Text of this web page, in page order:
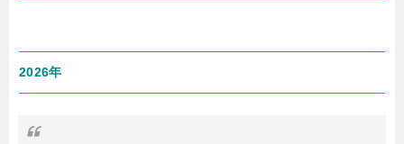
2026年